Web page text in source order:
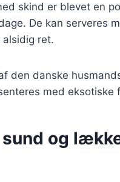
skind er blevet en
De kan serveres
ret.
den danske
med eksotiske
og